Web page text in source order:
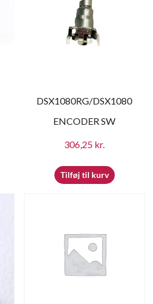
DSX1080RG/DSX1080
ENCODER SW
306,25 kr.
Tilføj til kurv